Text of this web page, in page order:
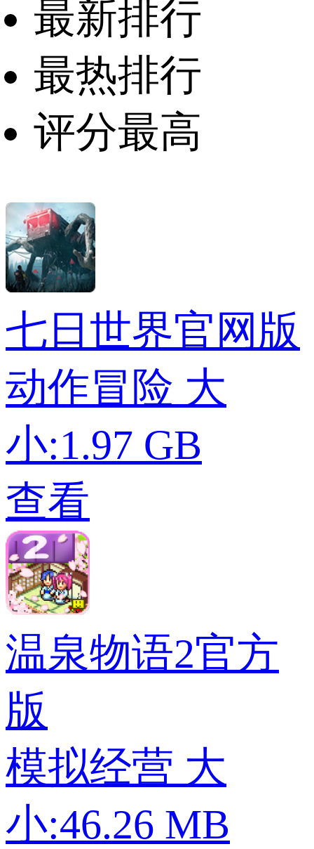
最新排行
最热排行
评分最高
七日世界官网版
动作冒险 大
小:1.97 GB
查看
温泉物语2官方
版
模拟经营 大
小:46.26 MB